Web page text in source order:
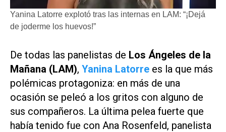
Yanina Latorre explotó tras las internas en LAM: “¡Dejá
de joderme los huevos!”
De todas las panelistas de Los Ángeles de la
Mañana (LAM), Yanina Latorre es la que más
polémicas protagoniza: en más de una
ocasión se peleó a los gritos con alguno de
sus compañeros. La última pelea fuerte que
había tenido fue con Ana Rosenfeld, panelista